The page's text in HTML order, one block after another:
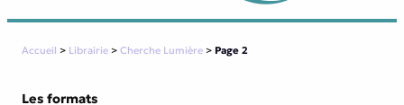
Accueil > Librairie > Cherche Lumière > Page 2
Les formats